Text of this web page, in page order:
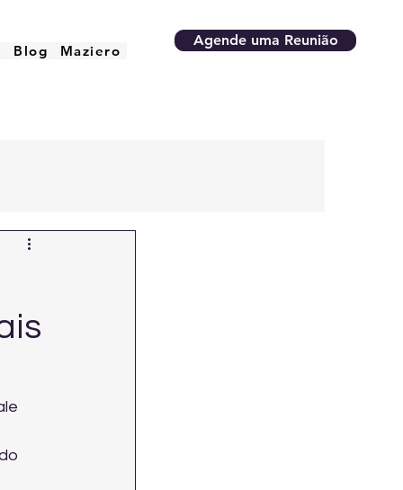
Blog Maziero
Agende uma Reunião